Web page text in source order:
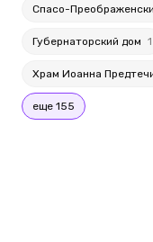
Спасо-
Губернаторский дом 1
Храм Иоанна
еще 155